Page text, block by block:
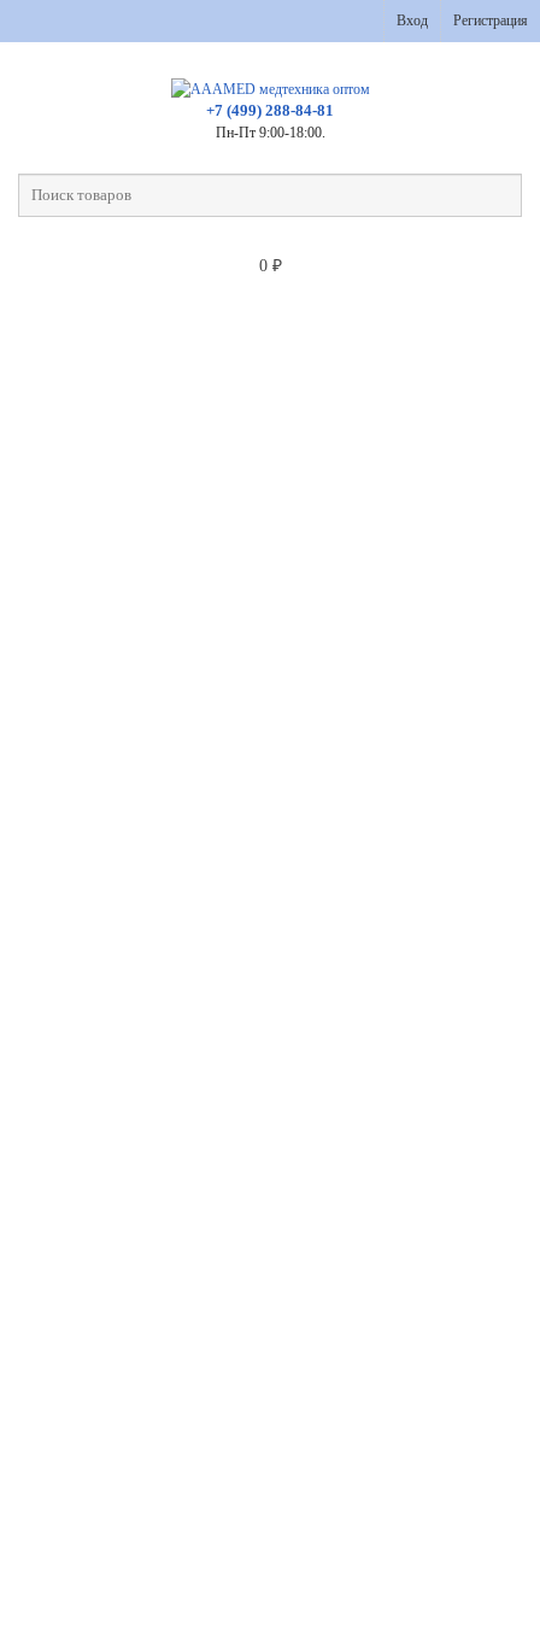
Вход Регистрация
+7 (499) 288-84-81
Пн-Пт 9:00-18:00.
0 ₽